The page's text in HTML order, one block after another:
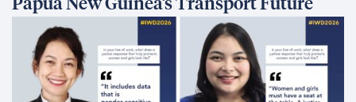
Papua New Guinea’s Transport Future